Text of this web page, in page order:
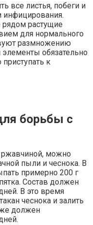
все листья, побеги и
рядом растущие
для нормального
размножению
обязательно
к
борьбы с
ржавчиной, можно
пыли и чеснока. В
примерно 200 г
Состав должен
В это время
чеснока и залить
должен